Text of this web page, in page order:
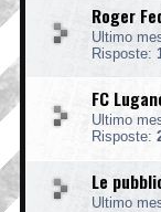
Roger
Ultimo
Risposte:
FC
Ultimo
Risposte:
Le
Ultimo